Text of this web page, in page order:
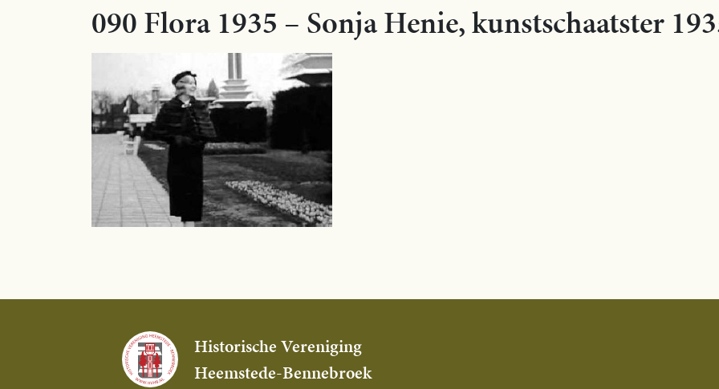
090 Flora 1935 – Sonja Henie, kunstschaatster
Historische Vereniging
Heemstede-Bennebroek